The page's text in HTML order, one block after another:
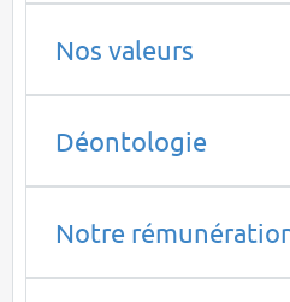
Nos valeurs
Déontologie
Notre